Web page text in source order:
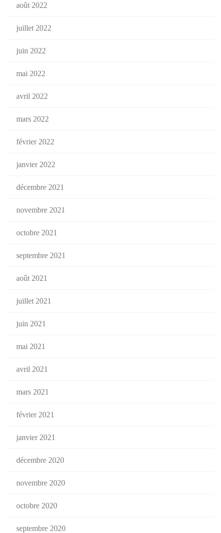
août 2022
juillet 2022
juin 2022
mai 2022
avril 2022
mars 2022
février 2022
janvier 2022
décembre 2021
novembre 2021
octobre 2021
septembre 2021
août 2021
juillet 2021
juin 2021
mai 2021
avril 2021
mars 2021
février 2021
janvier 2021
décembre 2020
novembre 2020
octobre 2020
septembre 2020